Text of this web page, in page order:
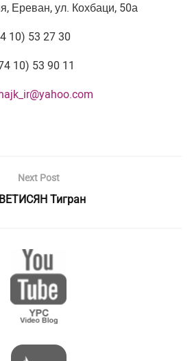
Ереван, ул. Кохбаци, 50а
10) 53 27 30
10) 53 90 11
Next Post
Тигран